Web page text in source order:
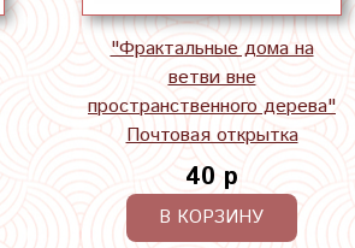
"Фрактальные дома на
ветви вне
пространственного дерева"
Почтовая открытка
40 р
В КОРЗИНУ